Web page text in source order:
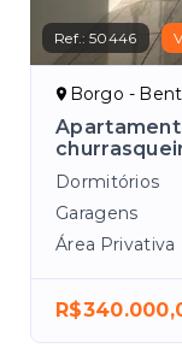
Ref.:50446
Borgo -
Dormitórios
Garagens
Área Privativa